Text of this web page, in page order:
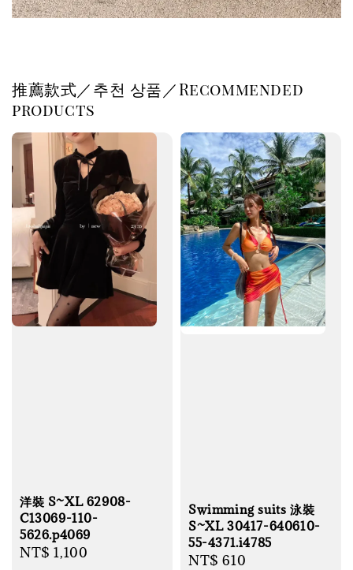
推薦款式／추천 상품／Recommended
products
洋裝 S~XL 62908-
C13069-110-
5626.p4069
Regular
NT$ 1,100
Swimming suits 泳裝
S~XL 30417-640610-
55-4371.i4785
Regular
NT$ 610